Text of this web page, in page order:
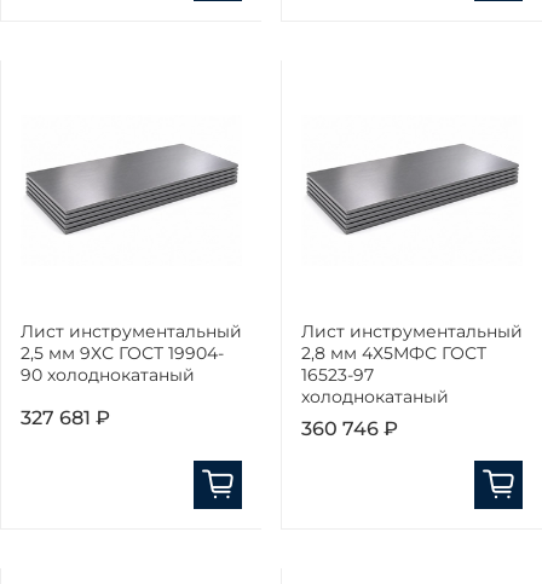
Лист инструментальный
2,5 мм 9ХС ГОСТ 19904-
90 холоднокатаный
327 681 ₽
Лист инструментальный
2,8 мм 4Х5МФС ГОСТ
16523-97
холоднокатаный
360 746 ₽